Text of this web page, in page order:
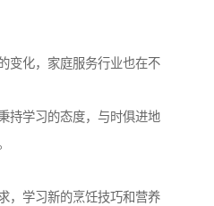
变化，家庭服务行业也在不
持学习的态度，与时俱进地
，学习新的烹饪技巧和营养